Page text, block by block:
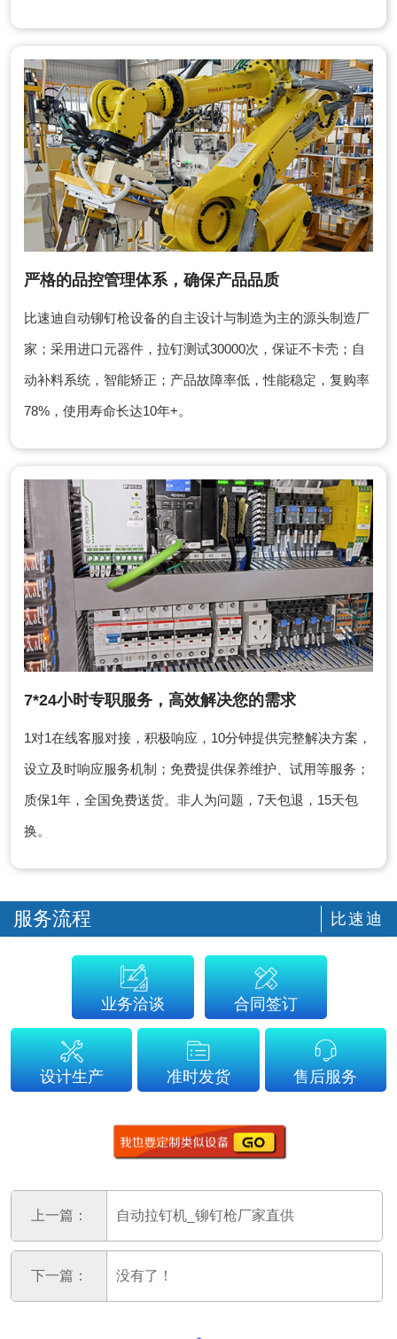
严格的品控管理体系，确保产品品质
比速迪自动铆钉枪设备的自主设计与制造为主的源头制造厂
家；采用进口元器件，拉钉测试30000次，保证不卡壳；自
动补料系统，智能矫正；产品故障率低，性能稳定，复购率
78%，使用寿命长达10年+。
7*24小时专职服务，高效解决您的需求
1对1在线客服对接，积极响应，10分钟提供完整解决方案，
设立及时响应服务机制；免费提供保养维护、试用等服务；
质保1年，全国免费送货。非人为问题，7天包退，15天包
换。
服务流程 比速迪
业务洽谈 合同签订
设计生产 准时发货 售后服务
上一篇： 自动拉钉机_铆钉枪厂家直供
下一篇： 没有了！